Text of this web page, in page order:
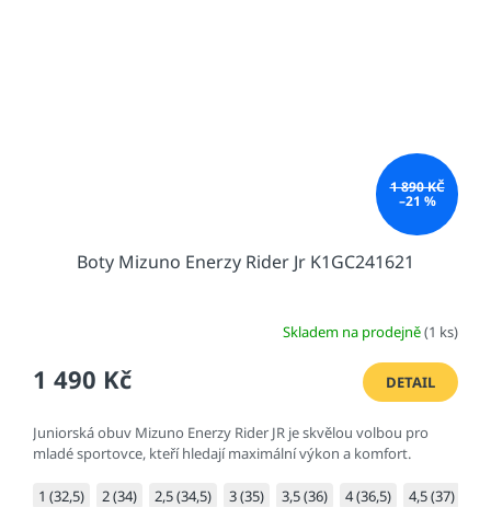
1 890 KČ
–21 %
Boty Mizuno Enerzy Rider Jr K1GC241621
Skladem na prodejně(1 ks)
1 490 Kč DETAIL
Juniorská obuv Mizuno Enerzy Rider JR je skvělou volbou pro
mladé sportovce, kteří hledají maximální výkon a komfort.
1 (32,5) 2 (34) 2,5 (34,5) 3 (35) 3,5 (36) 4 (36,5) 4,5 (37)